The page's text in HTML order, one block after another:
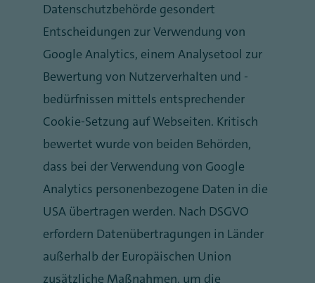
Datenschutzbehörde gesondert
Entscheidungen zur Verwendung von
Google Analytics, einem Analysetool zur
Bewertung von Nutzerverhalten und -
bedürfnissen mittels entsprechender
Cookie-Setzung auf Webseiten. Kritisch
bewertet wurde von beiden Behörden,
dass bei der Verwendung von Google
Analytics personenbezogene Daten in die
USA übertragen werden. Nach DSGVO
erfordern Datenübertragungen in Länder
außerhalb der Europäischen Union
zusätzliche Maßnahmen, um die